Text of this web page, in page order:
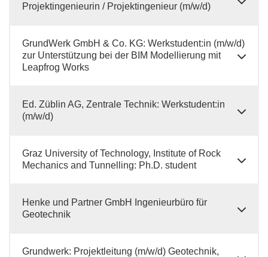
Projektingenieurin / Projektingenieur (m/w/d)
GrundWerk GmbH & Co. KG: Werkstudent:in (m/w/d)
zur Unterstützung bei der BIM Modellierung mit
Leapfrog Works
Ed. Züblin AG, Zentrale Technik: Werkstudent:in
(m/w/d)
Graz University of Technology, Institute of Rock
Mechanics and Tunnelling: Ph.D. student
Henke und Partner GmbH Ingenieurbüro für
Geotechnik
Grundwerk: Projektleitung (m/w/d) Geotechnik,